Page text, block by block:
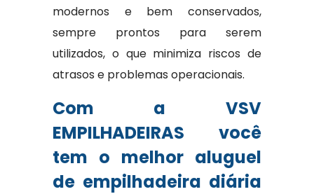
modernos e bem conservados,
sempre prontos para serem
utilizados, o que minimiza riscos de
atrasos e problemas operacionais.
Com a VSV
EMPILHADEIRAS você
tem o melhor aluguel
de empilhadeira diária